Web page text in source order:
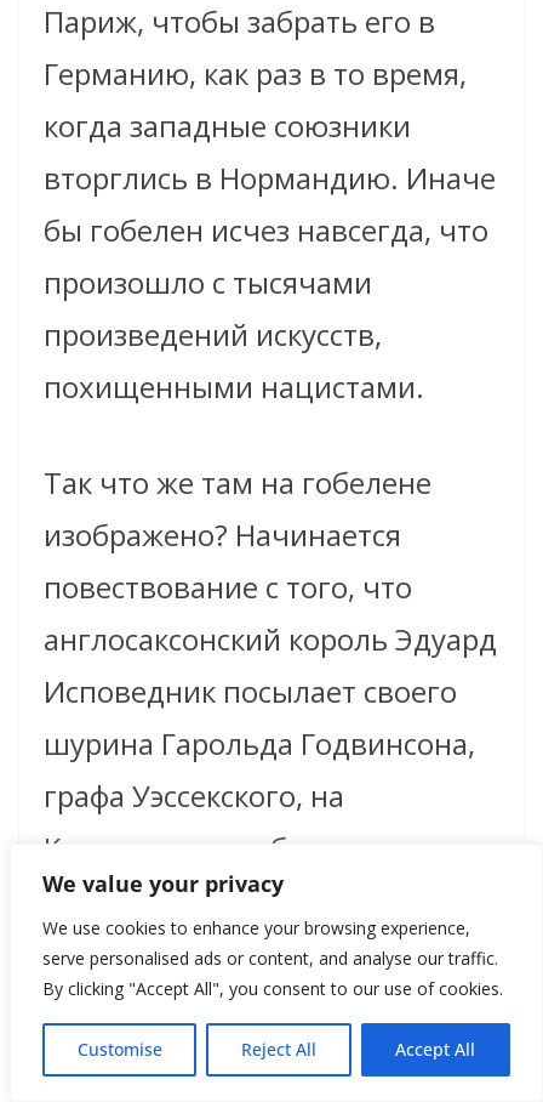
We value your privacy
We use cookies to enhance your browsing experience,
serve personalised ads or content, and analyse our traffic.
By clicking "Accept All", you consent to our use of cookies.
Customise Reject All Accept All
Париж, чтобы забрать его в
Германию, как раз в то время,
когда западные союзники
вторглись в Нормандию. Иначе
бы гобелен исчез навсегда, что
произошло с тысячами
произведений искусств,
похищенными нацистами.
Так что же там на гобелене
изображено? Начинается
повествование с того, что
англосаксонский король Эдуард
Исповедник посылает своего
шурина Гарольда Годвинсона,
графа Уэссекского, на
Континент с сообщением, что
он избрал Вильгельма
Нормандского своим
преемником. Попутно заметим,
что этот самый Гарольд по-